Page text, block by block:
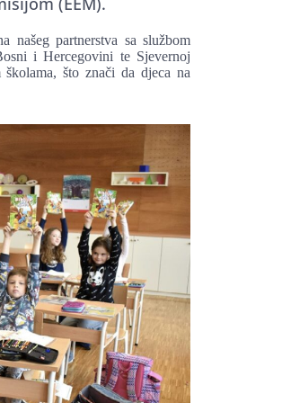
partnerstva sa službom
i Hercegovini te Sjevernoj
što znači da djeca na